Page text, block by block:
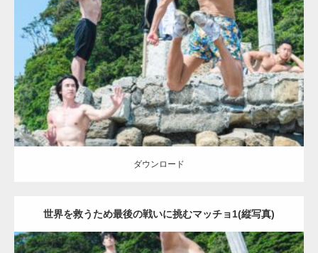
Update: 2023.09.6
Category:海のマッチョ2 inori AKIHITO(細マッチョ) SOSUKE
外資系
筋肉 背中 闘うマッチョ
ダウンロード
ダウンロード
世界を救うため最後の戦いに挑むマッチョ1(縦写真)
【YouTube】マッチョフリー素材メンバーが
ギネス世界記録…
【TV】TBS番組「ひるおび」にてマッスルプ
ラスが紹介されま…